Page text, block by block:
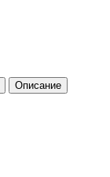
Описание